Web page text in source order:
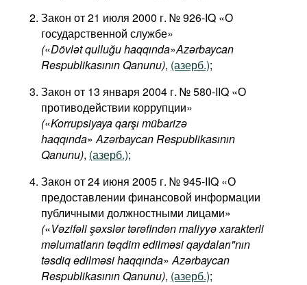
Закон от 21 июля 2000 г. № 926-IQ «О
государственной службе»
(«Dövlət qulluğu haqqında»Azərbaycan
Respublikasının Qanunu), (азерб.);
Закон от 13 января 2004 г. № 580-IIQ «О
противодействии коррупции»
(«Korrupsiyaya qarşı mübarizə
haqqında»Azərbaycan Respublikasının
Qanunu), (азерб.);
Закон от 24 июня 2005 г. № 945-IIQ «О
предоставлении финансовой информации
публичными должностными лицами»
(«Vəzifəli şəxslər tərəfindən maliyyə xarakterli
məlumatların təqdim edilməsi qaydaları"nın
təsdiq edilməsi haqqında»Azərbaycan
Respublikasının Qanunu), (азерб.);